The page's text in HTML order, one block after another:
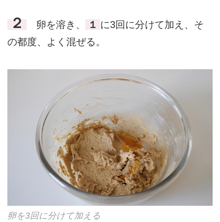
２ 卵を溶き、 １ に3回に分けて加え、そ
の都度、よく混ぜる。
卵を3回に分けて加える